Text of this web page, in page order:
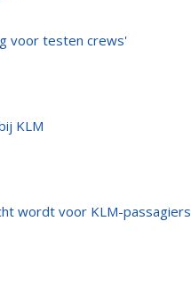
voor testen crews'
KLM
wordt voor KLM-passagiers